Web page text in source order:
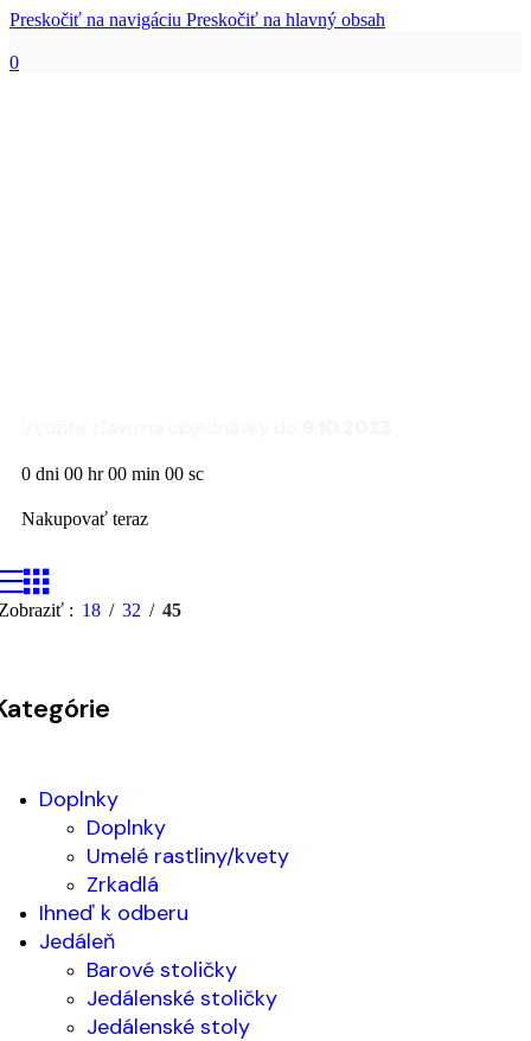
Preskočiť na navigáciu Preskočiť na hlavný obsah
0
0 dni 00 hr00 min 00 sc
Nakupovať teraz
18 32 45
Doplnky
Doplnky
Umelé rastliny/kvety
Zrkadlá
Ihneď k odberu
Jedáleň
Barové stoličky
Jedálenské stoličky
Jedálenské stoly